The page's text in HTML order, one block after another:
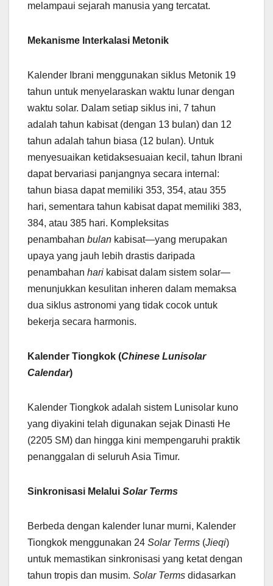
melampaui sejarah manusia yang tercatat.
Mekanisme Interkalasi Metonik
Kalender Ibrani menggunakan siklus Metonik 19
tahun untuk menyelaraskan waktu lunar dengan
waktu solar. Dalam setiap siklus ini, 7 tahun
adalah tahun kabisat (dengan 13 bulan) dan 12
tahun adalah tahun biasa (12 bulan). Untuk
menyesuaikan ketidaksesuaian kecil, tahun Ibrani
dapat bervariasi panjangnya secara internal:
tahun biasa dapat memiliki 353, 354, atau 355
hari, sementara tahun kabisat dapat memiliki 383,
384, atau 385 hari. Kompleksitas
penambahan bulan kabisat—yang merupakan
upaya yang jauh lebih drastis daripada
penambahan hari kabisat dalam sistem solar—
menunjukkan kesulitan inheren dalam memaksa
dua siklus astronomi yang tidak cocok untuk
bekerja secara harmonis.
Kalender Tiongkok (Chinese Lunisolar
Calendar)
Kalender Tiongkok adalah sistem Lunisolar kuno
yang diyakini telah digunakan sejak Dinasti He
(2205 SM) dan hingga kini mempengaruhi praktik
penanggalan di seluruh Asia Timur.
Sinkronisasi Melalui Solar Terms
Berbeda dengan kalender lunar murni, Kalender
Tiongkok menggunakan 24 Solar Terms (Jieqi)
untuk memastikan sinkronisasi yang ketat dengan
tahun tropis dan musim. Solar Terms didasarkan